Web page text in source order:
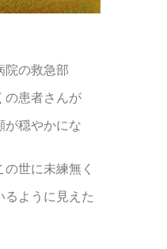
院の救急部
の患者さんが
が穏やかにな
世に未練無く
ように見えた